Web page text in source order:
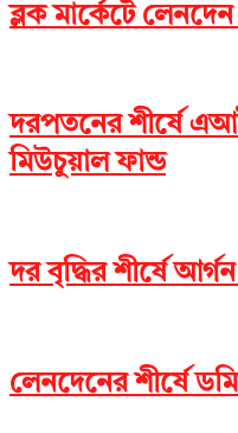
ব্লক মার্কেটে
দরপতনের শীর্ষে
মিউচুয়াল ফান্ড
দর বৃদ্ধির শীর্ষে
লেনদেনের শীর্ষে